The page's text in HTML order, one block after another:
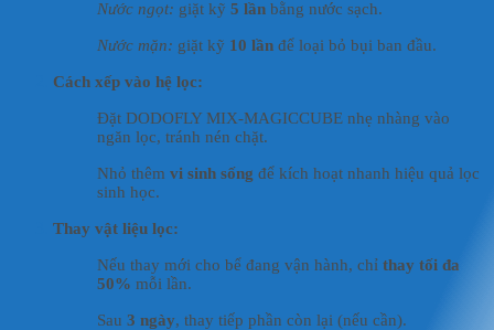
Nước ngọt: giặt kỹ 5 lần bằng nước sạch.
Nước mặn: giặt kỹ 10 lần để loại bỏ bụi ban đầu.
Cách xếp vào hệ lọc:
Đặt DODOFLY MIX-MAGICCUBE nhẹ nhàng vào
ngăn lọc, tránh nén chặt.
Nhỏ thêm vi sinh sống để kích hoạt nhanh hiệu quả lọc
sinh học.
Thay vật liệu lọc:
Nếu thay mới cho bể đang vận hành, chỉ thay tối đa
50% mỗi lần.
Sau 3 ngày, thay tiếp phần còn lại (nếu cần).